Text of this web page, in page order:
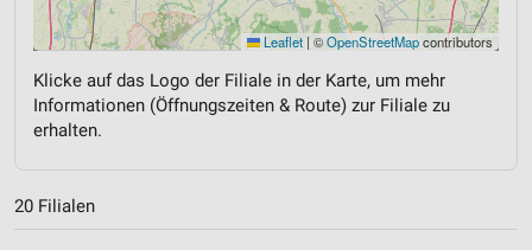
Leaflet | ©OpenStreetMapcontributors
Klicke auf das Logo der Filiale in der Karte, um mehr
Informationen (Öffnungszeiten & Route) zur Filiale zu
erhalten.
20 Filialen